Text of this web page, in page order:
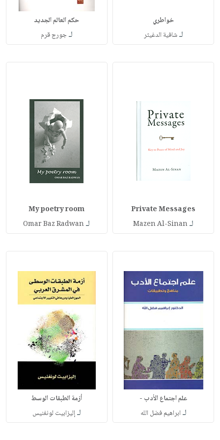
خواطري
لـشافية الدغيثر
حكم العالم الجديد
لـجورج قرم
Private Messages
لـMazen Al-Sinan
My poetry room
لـOmar Baz Radwan
علم اجتماع الأدب -
لـ ابراهيم فضل الله
أزمة الطبقات الوسط
لـإليزابيت لونغنيس